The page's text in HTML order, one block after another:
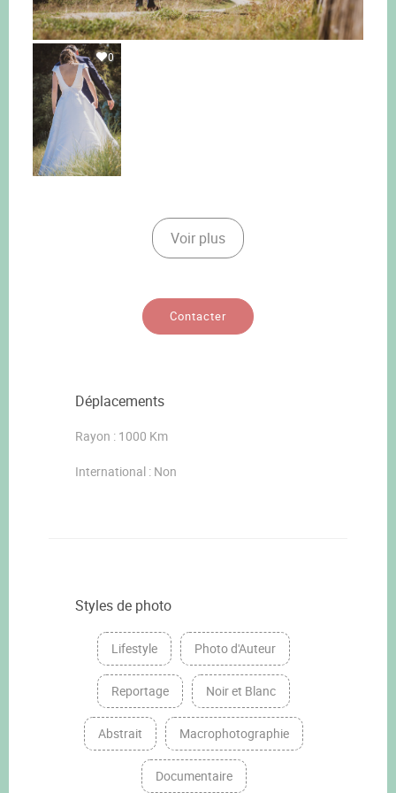
0
Voir plus
Contacter
Déplacements
Rayon : 1000 Km
International : Non
Styles de photo
Lifestyle Photo d'Auteur
Reportage Noir et Blanc
Abstrait Macrophotographie
Documentaire